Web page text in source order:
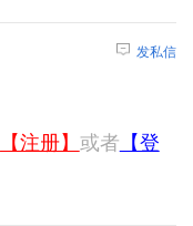
发私信
【注册】 或者 【登